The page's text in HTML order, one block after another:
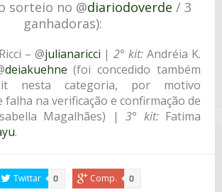
sorteio no @diariodoverde / 3
ganhadoras):
– @julianaricci |2° kit: Andréia K.
deiakuehne (foi concedido também
nesta categoria, por motivo
falha na verificação e confirmação de
Magalhães) |3° kit:Fatima
.
Twittar 0 Comp. 0